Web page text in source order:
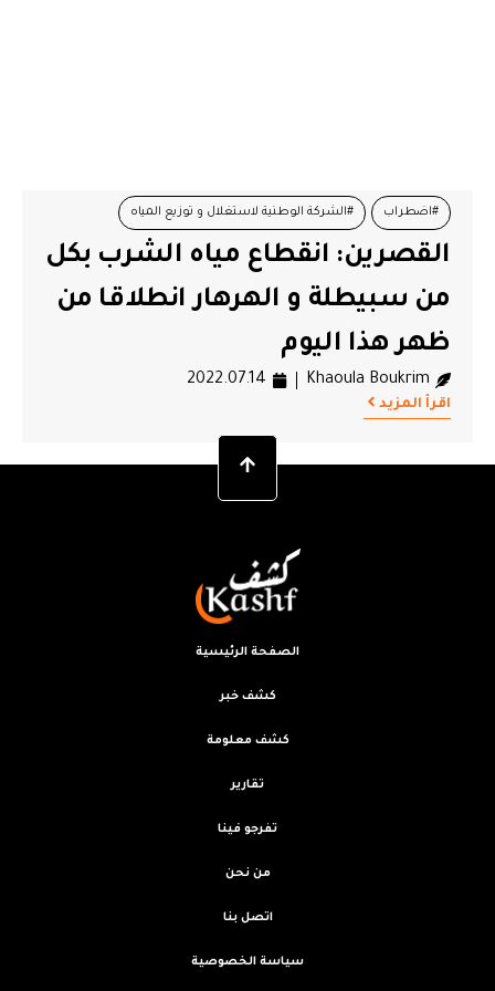
#اضطراب #الشركة الوطنية لاستغلال و توزيع المياه
#القصرين #الهرهار #انقطاع الماء #سبيطلة
#عطب
القصرين: انقطاع مياه الشرب بكل
من سبيطلة و الهرهار انطلاقا من
ظهر هذا اليوم
Khaoula Boukrim
2022.07.14
اقرأ المزيد
الصفحة الرئيسية
كشف خبر
كشف معلومة
تقارير
تفرجو فينا
من نحن
اتصل بنا
سياسة الخصوصية